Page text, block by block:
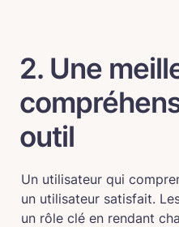
2. Une
outil
Un utilisateur qui
un utilisateur satisfait.
un rôle clé en rendant